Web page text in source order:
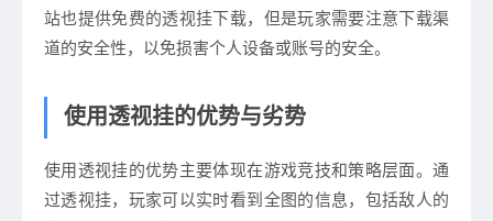
站也提供免费的透视挂下载，但是玩家需要注意下载渠
道的安全性，以免损害个人设备或账号的安全。
使用透视挂的优势与劣势
使用透视挂的优势主要体现在游戏竞技和策略层面。通
过透视挂，玩家可以实时看到全图的信息，包括敌人的